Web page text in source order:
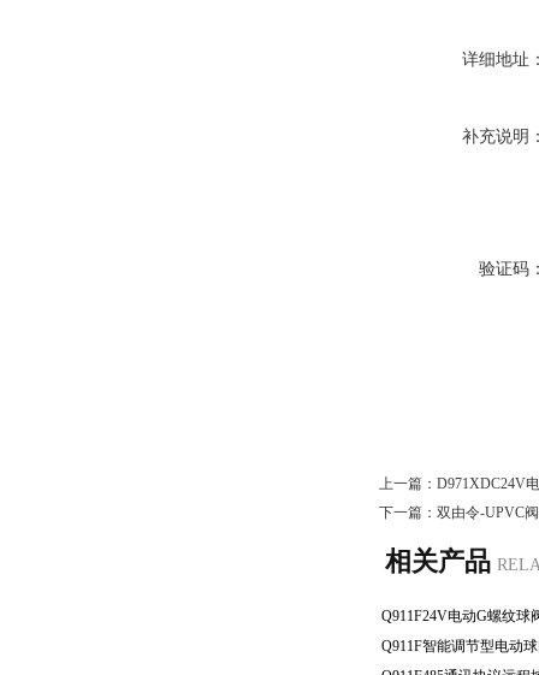
详细地址
补充说明
验证码
上一篇： D971XDC24V
下一篇： 双由令-UPVC
相关产品